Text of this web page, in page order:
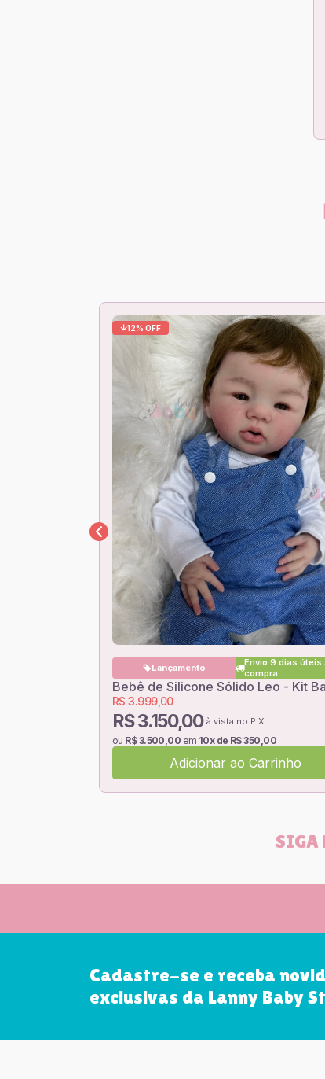
Lançamento
Envio 9 dias úteis
compra
Bebê de Silicone Sólido Leo - Kit
12% OFF
R$ 3.150,00 à vista no PIX
R$ 3.999,00
ou R$ 3.500,00 em 10x de R$ 350,00
Adicionar ao Carrinho
SIGA
Cadastre-se e receba
exclusivas da Lanny Baby